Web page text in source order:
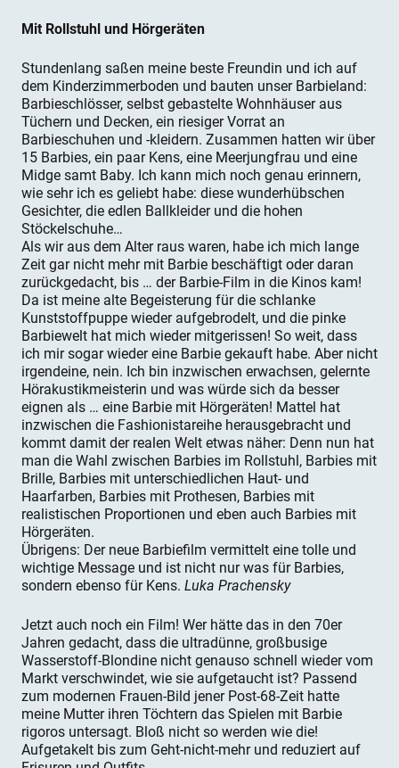
Mit Rollstuhl und Hörgeräten
Stundenlang saßen meine beste Freundin und ich auf
dem Kinderzimmerboden und bauten unser Barbieland:
Barbieschlösser, selbst gebastelte Wohnhäuser aus
Tüchern und Decken, ein riesiger Vorrat an
Barbieschuhen und -kleidern. Zusammen hatten wir über
15 Barbies, ein paar Kens, eine Meerjungfrau und eine
Midge samt Baby. Ich kann mich noch genau erinnern,
wie sehr ich es geliebt habe: diese wunderhübschen
Gesichter, die edlen Ballkleider und die hohen
Stöckelschuhe…
Als wir aus dem Alter raus waren, habe ich mich lange
Zeit gar nicht mehr mit Barbie beschäftigt oder daran
zurückgedacht, bis … der Barbie-Film in die Kinos kam!
Da ist meine alte Begeisterung für die schlanke
Kunststoffpuppe wieder aufgebrodelt, und die pinke
Barbiewelt hat mich wieder mitgerissen! So weit, dass
ich mir sogar wieder eine Barbie gekauft habe. Aber nicht
irgendeine, nein. Ich bin inzwischen erwachsen, gelernte
Hörakustikmeisterin und was würde sich da besser
eignen als … eine Barbie mit Hörgeräten! Mattel hat
inzwischen die Fashionistareihe herausgebracht und
kommt damit der realen Welt etwas näher: Denn nun hat
man die Wahl zwischen Barbies im Rollstuhl, Barbies mit
Brille, Barbies mit unterschiedlichen Haut- und
Haarfarben, Barbies mit Prothesen, Barbies mit
realistischen Proportionen und eben auch Barbies mit
Hörgeräten.
Übrigens: Der neue Barbiefilm vermittelt eine tolle und
wichtige Message und ist nicht nur was für Barbies,
sondern ebenso für Kens. Luka Prachensky
Jetzt auch noch ein Film! Wer hätte das in den 70er
Jahren gedacht, dass die ultradünne, großbusige
Wasserstoff-Blondine nicht genauso schnell wieder vom
Markt verschwindet, wie sie aufgetaucht ist? Passend
zum modernen Frauen-Bild jener Post-68-Zeit hatte
meine Mutter ihren Töchtern das Spielen mit Barbie
rigoros untersagt. Bloß nicht so werden wie die!
Aufgetakelt bis zum Geht-nicht-mehr und reduziert auf